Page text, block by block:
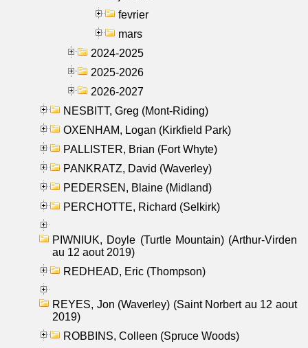
fevrier
mars
2024-2025
2025-2026
2026-2027
NESBITT, Greg (Mont-Riding)
OXENHAM, Logan (Kirkfield Park)
PALLISTER, Brian (Fort Whyte)
PANKRATZ, David (Waverley)
PEDERSEN, Blaine (Midland)
PERCHOTTE, Richard (Selkirk)
PIWNIUK, Doyle (Turtle Mountain) (Arthur-Virden
au 12 aout 2019)
REDHEAD, Eric (Thompson)
REYES, Jon (Waverley) (Saint Norbert au 12 aout
2019)
ROBBINS, Colleen (Spruce Woods)